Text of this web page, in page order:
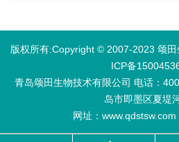
版权所有:Copyright © 2007-2023 颂田
ICP备
青岛颂田生物技术有限公司 电话：
岛市即墨区夏堤
网址：www.qdstsw.com